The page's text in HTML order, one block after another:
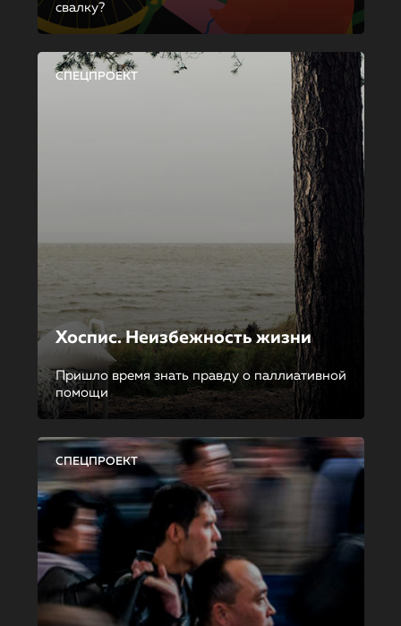
свалку?
СПЕЦПРОЕКТ
Хоспис. Неизбежность жизни
Пришло время знать правду о паллиативной
помощи
СПЕЦПРОЕКТ